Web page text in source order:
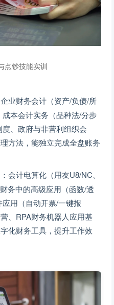
点钞技能实训
企业财务会计（资产/负债/所
本会计实务（品种法/分步
、政府与非营利组织会
方法，能独立完成全盘账务
：会计电算化（用友U8/NC、
务中的高级应用（函数/透
用（自动开票/一键报
、RPA财务机器人应用基
化财务工具，提升工作效